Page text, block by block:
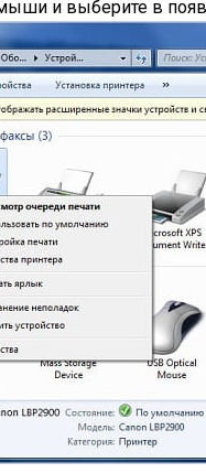
и выберите в